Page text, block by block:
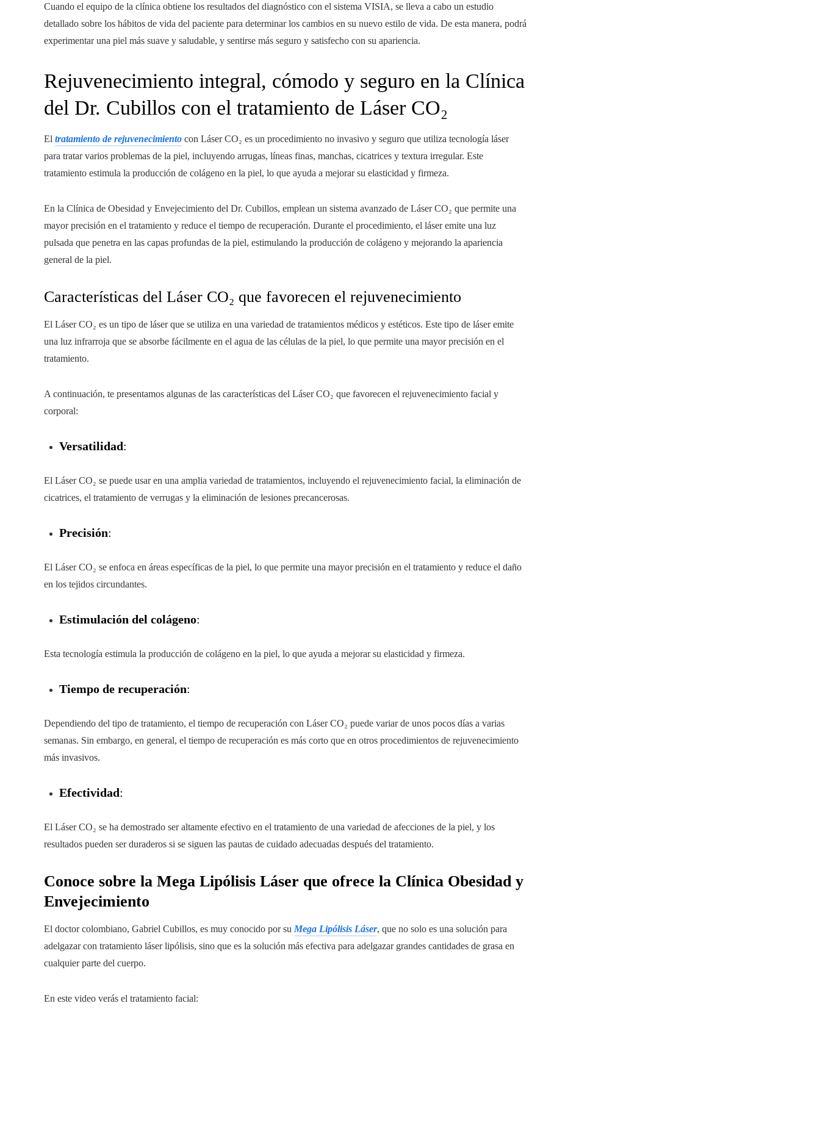
Cuando el equipo de la clínica obtiene los resultados del diagnóstico con el sistema VISIA, se lleva a cabo un estudio
detallado sobre los hábitos de vida del paciente para determinar los cambios en su nuevo estilo de vida. De esta manera, podrá
experimentar una piel más suave y saludable, y sentirse más seguro y satisfecho con su apariencia.
Rejuvenecimiento integral, cómodo y seguro en la Clínica
del Dr. Cubillos con el tratamiento de Láser CO₂
El tratamiento de rejuvenecimiento con Láser CO₂ es un procedimiento no invasivo y seguro que utiliza tecnología láser
para tratar varios problemas de la piel, incluyendo arrugas, líneas finas, manchas, cicatrices y textura irregular. Este
tratamiento estimula la producción de colágeno en la piel, lo que ayuda a mejorar su elasticidad y firmeza.
En la Clínica de Obesidad y Envejecimiento del Dr. Cubillos, emplean un sistema avanzado de Láser CO₂ que permite una
mayor precisión en el tratamiento y reduce el tiempo de recuperación. Durante el procedimiento, el láser emite una luz
pulsada que penetra en las capas profundas de la piel, estimulando la producción de colágeno y mejorando la apariencia
general de la piel.
Características del Láser CO₂ que favorecen el rejuvenecimiento
El Láser CO₂ es un tipo de láser que se utiliza en una variedad de tratamientos médicos y estéticos. Este tipo de láser emite
una luz infrarroja que se absorbe fácilmente en el agua de las células de la piel, lo que permite una mayor precisión en el
tratamiento.
A continuación, te presentamos algunas de las características del Láser CO₂ que favorecen el rejuvenecimiento facial y
corporal:
Versatilidad:
El Láser CO₂ se puede usar en una amplia variedad de tratamientos, incluyendo el rejuvenecimiento facial, la eliminación de
cicatrices, el tratamiento de verrugas y la eliminación de lesiones precancerosas.
Precisión:
El Láser CO₂ se enfoca en áreas específicas de la piel, lo que permite una mayor precisión en el tratamiento y reduce el daño
en los tejidos circundantes.
Estimulación del colágeno:
Esta tecnología estimula la producción de colágeno en la piel, lo que ayuda a mejorar su elasticidad y firmeza.
Tiempo de recuperación:
Dependiendo del tipo de tratamiento, el tiempo de recuperación con Láser CO₂ puede variar de unos pocos días a varias
semanas. Sin embargo, en general, el tiempo de recuperación es más corto que en otros procedimientos de rejuvenecimiento
más invasivos.
Efectividad:
El Láser CO₂ se ha demostrado ser altamente efectivo en el tratamiento de una variedad de afecciones de la piel, y los
resultados pueden ser duraderos si se siguen las pautas de cuidado adecuadas después del tratamiento.
Conoce sobre la Mega Lipólisis Láser que ofrece la Clínica Obesidad y
Envejecimiento
El doctor colombiano, Gabriel Cubillos, es muy conocido por su Mega Lipólisis Láser, que no solo es una solución para
adelgazar con tratamiento láser lipólisis, sino que es la solución más efectiva para adelgazar grandes cantidades de grasa en
cualquier parte del cuerpo.
En este video verás el tratamiento facial: